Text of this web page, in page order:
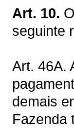
Art. 10. O
seguinte
Art. 46A.
demais
Fazenda